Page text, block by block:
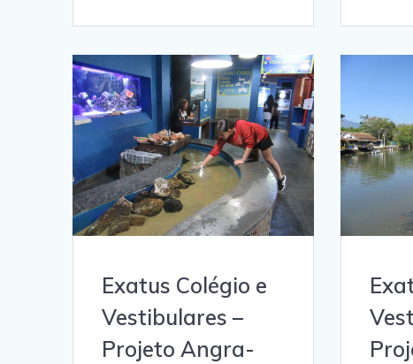
Exatus Colégio e
Vestibulares –
Projeto Angra-